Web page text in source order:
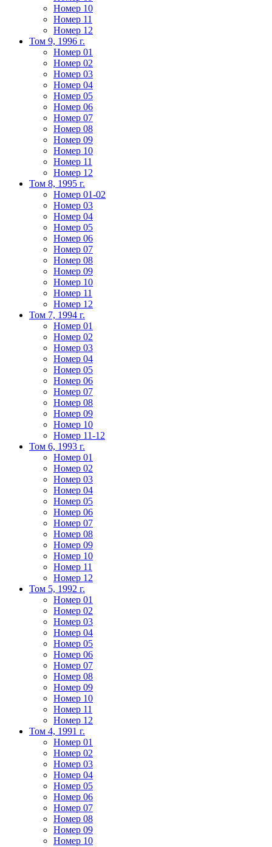
Номер 10
Номер 11
Номер 12
Том 9, 1996 г.
Номер 01
Номер 02
Номер 03
Номер 04
Номер 05
Номер 06
Номер 07
Номер 08
Номер 09
Номер 10
Номер 11
Номер 12
Том 8, 1995 г.
Номер 01-02
Номер 03
Номер 04
Номер 05
Номер 06
Номер 07
Номер 08
Номер 09
Номер 10
Номер 11
Номер 12
Том 7, 1994 г.
Номер 01
Номер 02
Номер 03
Номер 04
Номер 05
Номер 06
Номер 07
Номер 08
Номер 09
Номер 10
Номер 11-12
Том 6, 1993 г.
Номер 01
Номер 02
Номер 03
Номер 04
Номер 05
Номер 06
Номер 07
Номер 08
Номер 09
Номер 10
Номер 11
Номер 12
Том 5, 1992 г.
Номер 01
Номер 02
Номер 03
Номер 04
Номер 05
Номер 06
Номер 07
Номер 08
Номер 09
Номер 10
Номер 11
Номер 12
Том 4, 1991 г.
Номер 01
Номер 02
Номер 03
Номер 04
Номер 05
Номер 06
Номер 07
Номер 08
Номер 09
Номер 10